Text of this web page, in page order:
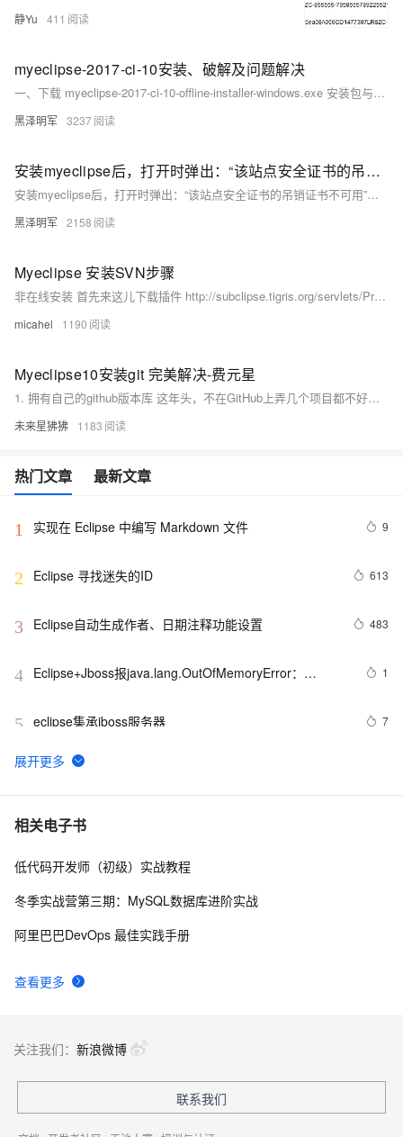
静Yu 411
myeclipse-2017-ci-10安装、破解及问题解决
一、下载 myeclipse-2017-ci-10-offline-installer-windows.exe 安装包与破解文件。 安装包：【链接：http://www.myeclipsecn.com/download/ 】 破解文件：【链接：https://pan.
黑泽明军 3237
安装myeclipse后，打开时弹出：“该站点安全证书的吊销证书不可用”，怎样解决?
安装myeclipse后，打开时弹出：“该站点安全证书的吊销证书不可用”，怎样解决？ 1、当弹出“该站点安全证书的吊销信息不可用。是否继续？”的对话框时，点击“查看证书”，切换到“详细信息”TAB页，找到其“CRL分发点”的URL，复制下来，用迅雷等下载工具或找一台可以正常访问该URL的机器将该文件下载后并复制过来。
黑泽明军 2158
Myeclipse 安装SVN步骤
非在线安装 首先来这儿下载插件 http://subclipse.tigris.org/servlets/ProjectDocumentList?folderID=2240 找个最新的下载 解压到对应的位置,当然是你电脑上svn的安装路径,最后把site-1.
micahel 1190
Myeclipse10安装git 完美解决-费元星
1. 拥有自己的github版本库 这年头，不在GitHub上弄几个项目都不好意思跟人家打招呼。 首先，进入GitHub注册账号，话说人家这页面做的那叫一个舒服啊。 然后，登陆并创建自己的版本库（Repository）吧，点击页面右上角的小加号选择“New repository”。
未来星狒狒 1183
热门文章 最新文章
1 实现在 Eclipse 中编写 Markdown 文件 9
2 Eclipse 寻找迷失的ID 613
3 Eclipse自动生成作者、日期注释功能设置 483
4 Eclipse+Jboss报java.lang.OutOfMemoryError：
1
5 eclipse集承jboss服务器 7
6 Eclipse+Maven创建webapp项目<一> (转)
7 在eclipse中打开文件所在的目录
8 修改eclipse的背景色(转载)
发环境
相关电子书
查看更多
低代码开发师（初级）实战教程
冬季实战营第三期：MySQL数据库进阶实战
阿里巴巴DevOps 最佳实践手册
关注我们： 新浪微博
联系我们